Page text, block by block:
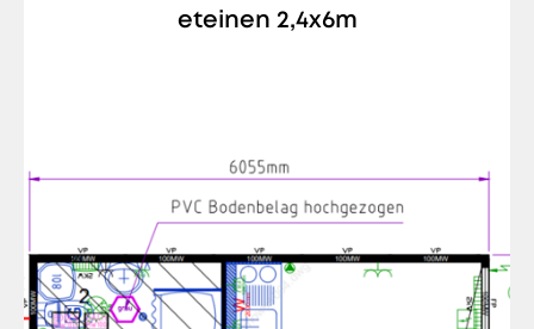
eteinen 2,4x6m